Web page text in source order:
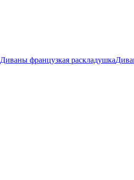
Диваны французкая раскладушка